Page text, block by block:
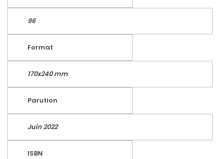
96
Format
170x240 mm
Parution
Juin 2022
ISBN